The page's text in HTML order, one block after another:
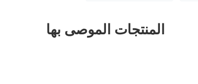
المنتجات الموصى بها